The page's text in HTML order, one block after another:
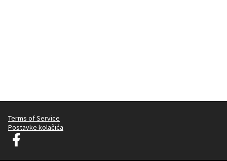
Terms of Service
Postavke kolačića
Decidim Ljubljana na Facebooku